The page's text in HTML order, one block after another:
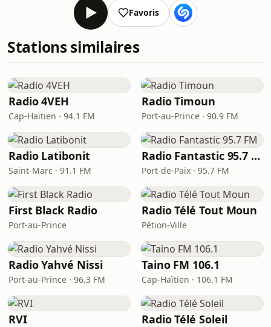
Favoris
Stations similaires
Radio 4VEH
Cap-Haïtien · 94.1 FM
Radio Timoun
Port-au-Prince · 90.9 FM
Radio Latibonit
Saint-Marc · 91.1 FM
Radio Fantastic 95.7 FM
Port-de-Paix · 95.7 FM
First Black Radio
Port-au-Prince
Radio Télé Tout Moun
Pétion-Ville
Radio Yahvé Nissi
Port-au-Prince · 96.3 FM
Taino FM 106.1
Cap-Haïtien · 106.1 FM
RVI Radio Télé Soleil